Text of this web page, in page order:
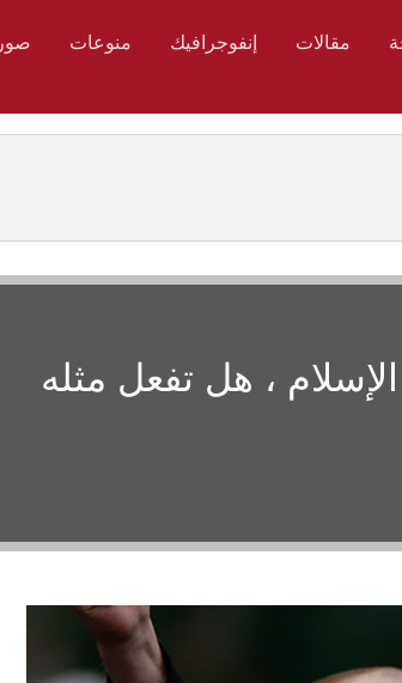
مقالات إنفوجرافيك منوعات صور
، هل تفعل مثله